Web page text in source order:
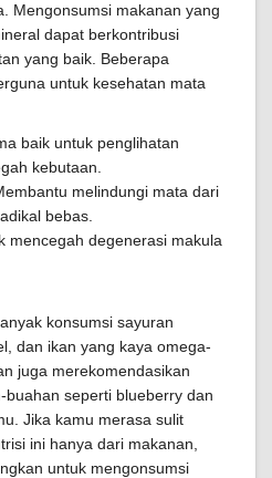
Mengonsumsi makanan yang
dapat berkontribusi
yang baik. Beberapa
untuk kesehatan mata
baik untuk penglihatan
kebutaan.
melindungi mata dari
bebas.
mencegah degenerasi makula
konsumsi sayuran
dan ikan yang kaya omega-
juga merekomendasikan
seperti blueberry dan
Jika kamu merasa sulit
ini hanya dari makanan,
untuk mengonsumsi